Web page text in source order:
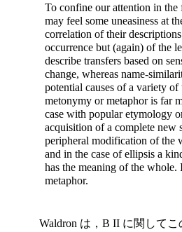
To confine our attention in
may feel some uneasiness at
correlation of their
occurrence but (again) of the
describe transfers based on
change, whereas name-
potential causes of a variety
metonymy or metaphor is far
case with popular etymology
acquisition of a complete new
peripheral modification of the
and in the case of ellipsis a
has the meaning of the whole.
metaphor.
Waldron は，B II に関して